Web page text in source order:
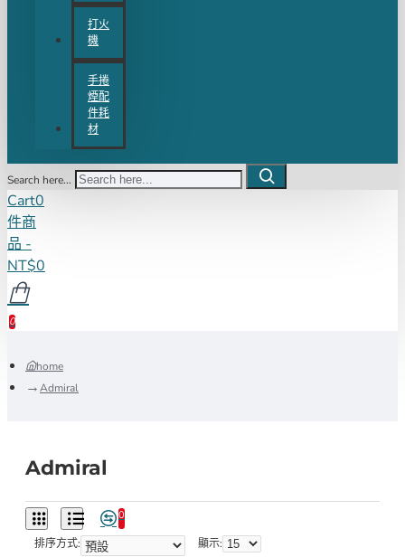
打火
機
手捲
煙配
件耗
材
Search here...
Cart0
件商
品 -
NT$0
0
home
Admiral
Admiral
0
排序方式: 顯示: